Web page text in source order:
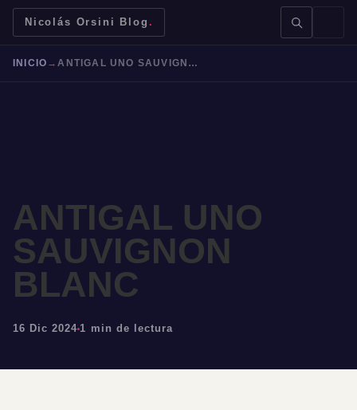
Nicolás Orsini Blog .
Mendoza Malbec Bodegas
INICIO → ANTIGAL UNO SAUVIGNON BLANC
ANTIGAL UNO
SAUVIGNON
BLANC
16 Dic 2024 1 min de lectura